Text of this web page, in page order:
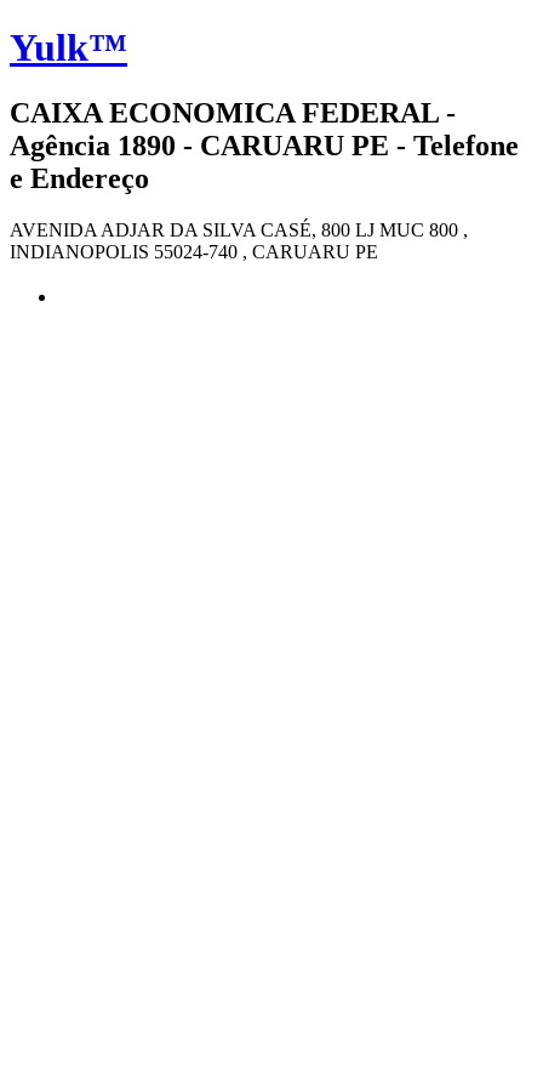
Yulk™
CAIXA ECONOMICA FEDERAL -
Agência 1890 - CARUARU PE - Telefone
e Endereço
AVENIDA ADJAR DA SILVA CASÉ, 800 LJ MUC 800 ,
INDIANOPOLIS 55024-740 , CARUARU PE